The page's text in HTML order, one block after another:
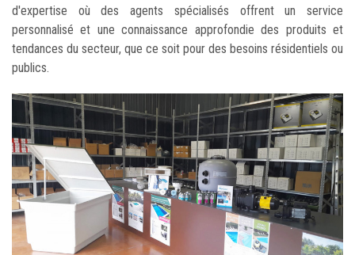
d'expertise où des agents spécialisés offrent un service
personnalisé et une connaissance approfondie des produits et
tendances du secteur, que ce soit pour des besoins résidentiels ou
publics.